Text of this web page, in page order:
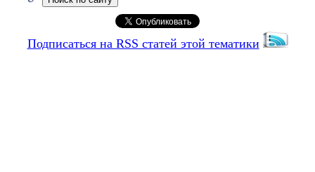
Подписаться на RSS статей этой тематики